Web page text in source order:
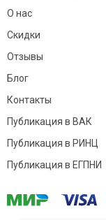
О нас
Скидки
Отзывы
Блог
Контакты
Публикация в ВАК
Публикация в РИНЦ
Публикация в ЕГПНИ